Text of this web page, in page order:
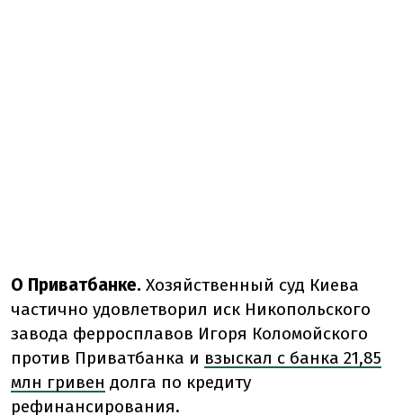
О Приватбанке. Хозяйственный суд Киева
частично удовлетворил иск Никопольского
завода ферросплавов Игоря Коломойского
против Приватбанка и взыскал с банка 21,85
млн гривен долга по кредиту
рефинансирования.